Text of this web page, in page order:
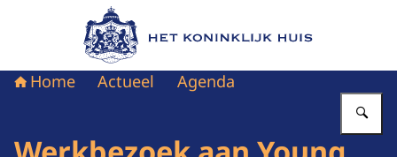
Naar de homepage van Het Koninklijk Huis
Home Actueel Agenda